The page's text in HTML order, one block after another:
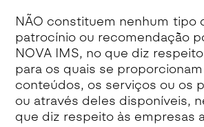
NÃO constituem nenhum tipo
patrocínio ou recomendação
NOVA IMS, no que diz
para os quais se
conteúdos, os serviços ou os
ou através deles disponíveis,
que diz respeito às empresas